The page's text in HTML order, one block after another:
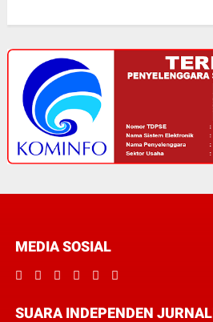
MEDIA SOSIAL
SUARA INDEPENDEN